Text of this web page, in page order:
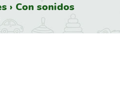
› Con sonidos